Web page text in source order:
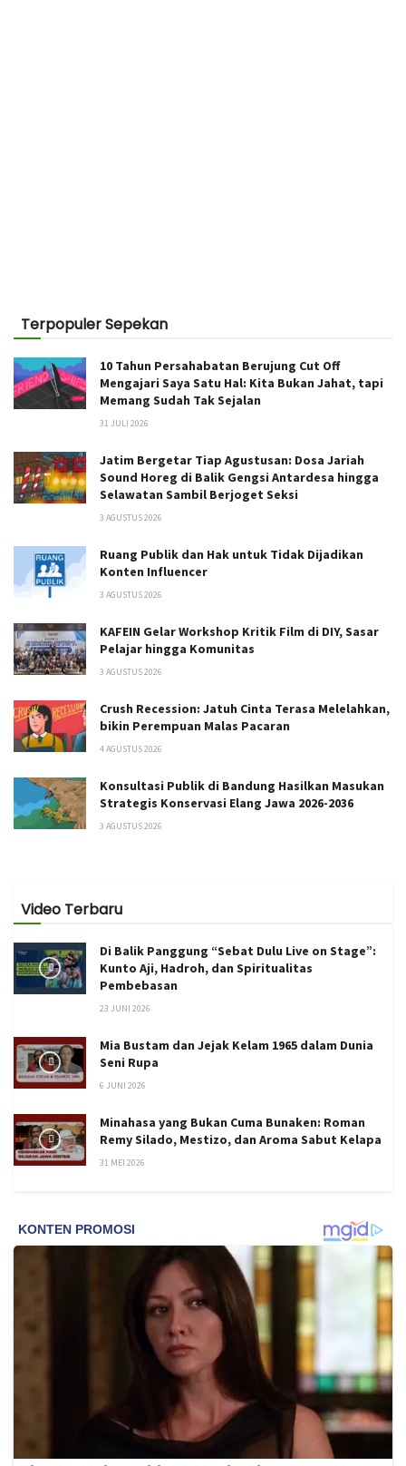
Terpopuler Sepekan
10 Tahun Persahabatan Berujung Cut Off
Mengajari Saya Satu Hal: Kita Bukan Jahat, tapi
Memang Sudah Tak Sejalan
31 JULI 2026
Jatim Bergetar Tiap Agustusan: Dosa Jariah
Sound Horeg di Balik Gengsi Antardesa hingga
Selawatan Sambil Berjoget Seksi
3 AGUSTUS 2026
Ruang Publik dan Hak untuk Tidak Dijadikan
Konten Influencer
3 AGUSTUS 2026
KAFEIN Gelar Workshop Kritik Film di DIY, Sasar
Pelajar hingga Komunitas
3 AGUSTUS 2026
Crush Recession: Jatuh Cinta Terasa Melelahkan,
bikin Perempuan Malas Pacaran
4 AGUSTUS 2026
Konsultasi Publik di Bandung Hasilkan Masukan
Strategis Konservasi Elang Jawa 2026-2036
3 AGUSTUS 2026
Video Terbaru
Di Balik Panggung “Sebat Dulu Live on Stage”:
Kunto Aji, Hadroh, dan Spiritualitas
Pembebasan
23 JUNI 2026
Mia Bustam dan Jejak Kelam 1965 dalam Dunia
Seni Rupa
6 JUNI 2026
Minahasa yang Bukan Cuma Bunaken: Roman
Remy Silado, Mestizo, dan Aroma Sabut Kelapa
31 MEI 2026